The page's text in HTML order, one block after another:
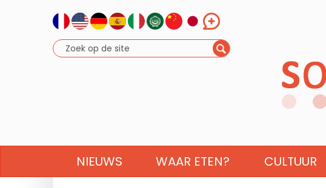
NIEUWS WAAR ETEN? CULTUUR